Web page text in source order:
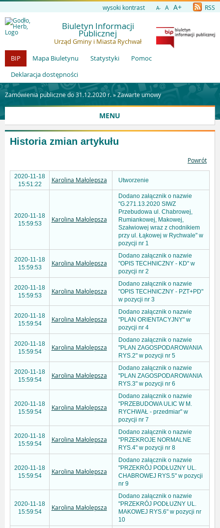
wysoki kontrast A- A A+ RSS
Biuletyn Informacji
Publicznej
Urząd Gminy i Miasta Rychwał
BIP
Mapa Biuletynu Statystyki
Pomoc
Deklaracja dostępności
Zamówienia publiczne do 31.12.2020 r. »Zawarte umowy
MENU
Historia zmian artykułu
Powrót
2020-11-18
15:51:22
Karolina Małolepsza Utworzenie
2020-11-18
15:59:53
Karolina Małolepsza
Dodano załącznik o nazwie
"G.271.13.2020 SIWZ
Przebudowa ul. Chabrowej,
Rumiankowej, Makowej,
Szałwiowej wraz z chodnikiem
przy ul. Łąkowej w Rychwale" w
pozycji nr 1
2020-11-18
15:59:53
Karolina Małolepsza
Dodano załącznik o nazwie
"OPIS TECHNICZNY - KD" w
pozycji nr 2
2020-11-18
15:59:53
Karolina Małolepsza
Dodano załącznik o nazwie
"OPIS TECHNICZNY - PZT+PD"
w pozycji nr 3
2020-11-18
15:59:54
Karolina Małolepsza
Dodano załącznik o nazwie
"PLAN ORIENTACYJNY" w
pozycji nr 4
2020-11-18
15:59:54
Karolina Małolepsza
Dodano załącznik o nazwie
"PLAN ZAGOSPODAROWANIA
RYS.2" w pozycji nr 5
2020-11-18
15:59:54
Karolina Małolepsza
Dodano załącznik o nazwie
"PLAN ZAGOSPODAROWANIA
RYS.3" w pozycji nr 6
2020-11-18
15:59:54
Karolina Małolepsza
Dodano załącznik o nazwie
"PRZEBUDOWA ULIC W M.
RYCHWAŁ - przedmiar" w
pozycji nr 7
2020-11-18
15:59:54
Karolina Małolepsza
Dodano załącznik o nazwie
"PRZEKROJE NORMALNE
RYS.4" w pozycji nr 8
2020-11-18
15:59:54
Karolina Małolepsza
Dodano załącznik o nazwie
"PRZEKRÓJ PODŁUZNY UL.
CHABROWEJ RYS.5" w pozycji
nr 9
2020-11-18
15:59:54
Karolina Małolepsza
Dodano załącznik o nazwie
"PRZEKRÓJ PODŁUZNY UL.
MAKOWEJ RYS.6" w pozycji nr
10